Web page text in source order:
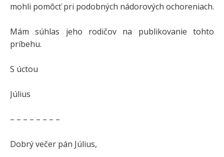
mohli pomôcť pri podobných nádorových ochoreniach.
Mám súhlas jeho rodičov na publikovanie tohto
príbehu.
S úctou
Július
– – – – – – – –
Dobrý večer pán Július,